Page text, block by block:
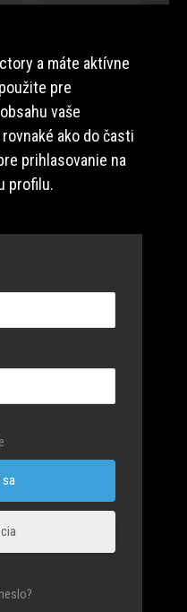
a máte aktívne
pre
vaše
ako do časti
prihlasovanie na
profilu.